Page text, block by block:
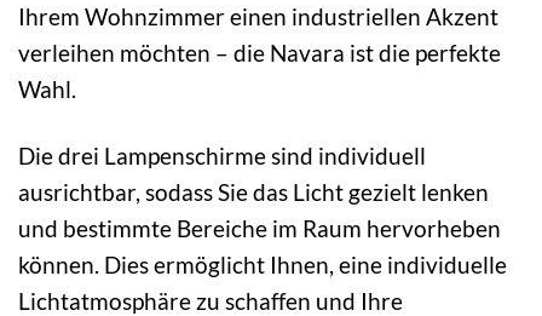
Ihrem Wohnzimmer einen industriellen Akzent
verleihen möchten – die Navara ist die perfekte
Wahl.
Die drei Lampenschirme sind individuell
ausrichtbar, sodass Sie das Licht gezielt lenken
und bestimmte Bereiche im Raum hervorheben
können. Dies ermöglicht Ihnen, eine individuelle
Lichtatmosphäre zu schaffen und Ihre